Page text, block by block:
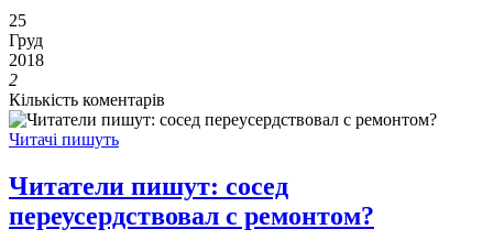
25
Груд
2018
2
Кількість коментарів
Читачі пишуть
Читатели пишут: сосед
переусердствовал с ремонтом?